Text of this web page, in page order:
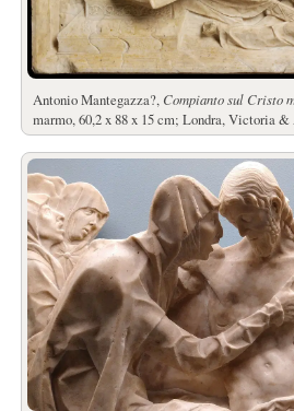
Antonio Mantegazza?, Compianto sul Cristo
marmo, 60,2 x 88 x 15 cm; Londra, Victoria